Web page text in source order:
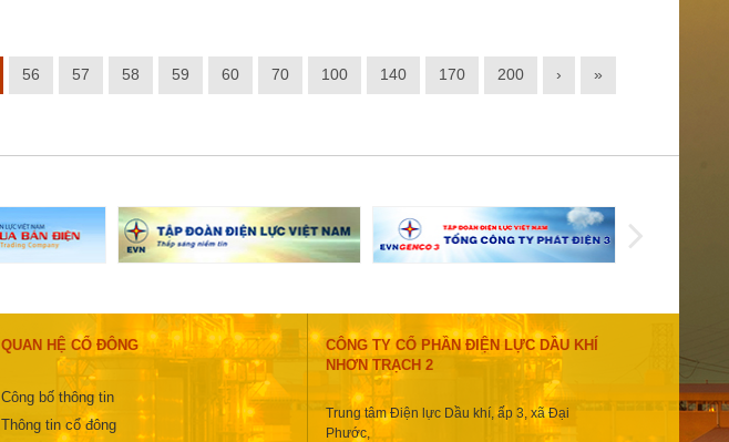
56 57 58 59 60 70 100 140 170 200 › »
QUAN HỆ CỔ ĐÔNG
Công bố thông tin
Thông tin cổ đông
CÔNG TY CỔ PHẦN ĐIỆN LỰC DẦU KHÍ
NHƠN TRẠCH 2
Trung tâm Điện lực Dầu khí, ấp 3, xã Đại
Phước,